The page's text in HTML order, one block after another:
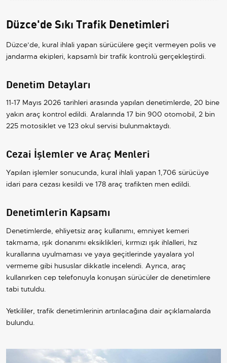
Düzce'de Sıkı Trafik Denetimleri
Düzce’de, kural ihlali yapan sürücülere geçit vermeyen polis ve
jandarma ekipleri, kapsamlı bir trafik kontrolü gerçekleştirdi.
Denetim Detayları
11-17 Mayıs 2026 tarihleri arasında yapılan denetimlerde, 20 bine
yakın araç kontrol edildi. Aralarında 17 bin 900 otomobil, 2 bin
225 motosiklet ve 123 okul servisi bulunmaktaydı.
Cezai İşlemler ve Araç Menleri
Yapılan işlemler sonucunda, kural ihlali yapan 1,706 sürücüye
idari para cezası kesildi ve 178 araç trafikten men edildi.
Denetimlerin Kapsamı
Denetimlerde, ehliyetsiz araç kullanımı, emniyet kemeri
takmama, ışık donanımı eksiklikleri, kırmızı ışık ihlalleri, hız
kurallarına uyulmaması ve yaya geçitlerinde yayalara yol
vermeme gibi hususlar dikkatle incelendi. Ayrıca, araç
kullanırken cep telefonuyla konuşan sürücüler de denetimlere
tabi tutuldu.
Yetkililer, trafik denetimlerinin artırılacağına dair açıklamalarda
bulundu.